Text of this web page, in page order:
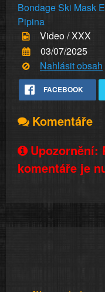
BondageSki Mask
Pipina
Video / XXX
03/07/2025
Nahlásit obsah
FACEBOOK
Komentáře
Upozornění:
komentáře je